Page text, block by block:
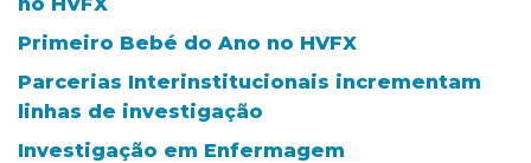
Primeiro Bebé do Ano no HVFX
Parcerias Interinstitucionais incrementam
linhas de investigação
Investigação em Enfermagem